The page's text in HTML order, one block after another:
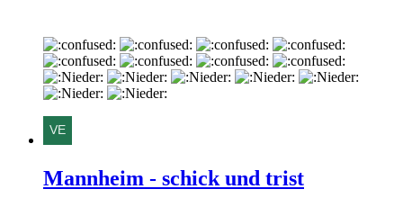
Mannheim - schick und trist